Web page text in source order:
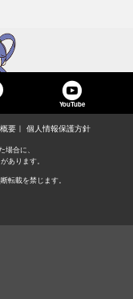
YouTube
要 個人情報保護方針
合に、
あります。
転載を禁じます。